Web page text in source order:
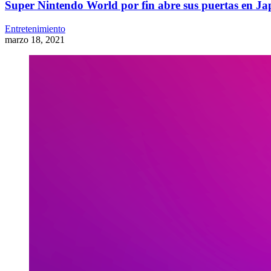
Super Nintendo World por fin abre sus puertas en
Entretenimiento
marzo 18, 2021